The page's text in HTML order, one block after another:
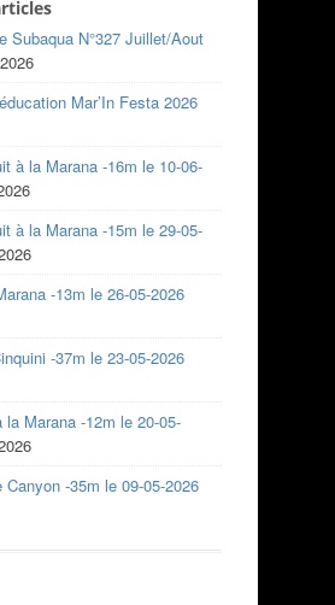
Subaqua N°327 Juillet/Aout
Mar’In Festa 2026
à la Marana -16m le 10-06-
à la Marana -15m le 29-05-
-13m le 26-05-2026
-37m le 23-05-2026
la Marana -12m le 20-05-
Canyon -35m le 09-05-2026